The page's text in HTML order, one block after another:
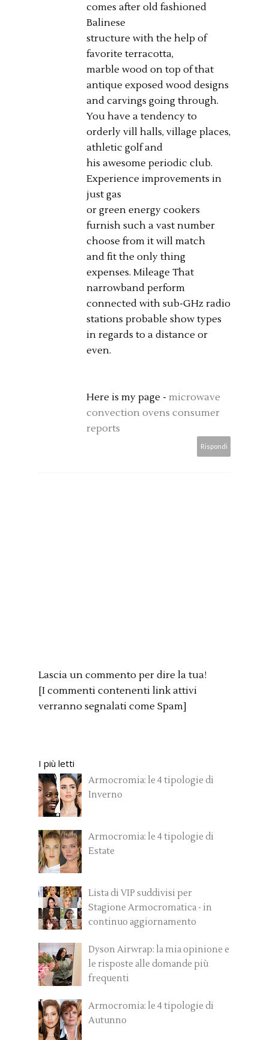
comes after old fashioned
Balinese
structure with the help of
favorite terracotta,
marble wood on top of that
antique exposed wood designs
and carvings going through.
You have a tendency to
orderly vill halls, village places,
athletic golf and
his awesome periodic club.
Experience improvements in
just gas
or green energy cookers
furnish such a vast number
choose from it will match
and fit the only thing
expenses. Mileage That
narrowband perform
connected with sub-GHz radio
stations probable show types
in regards to a distance or
even.
Here is my page - microwave
convection ovens consumer
reports
Rispondi
Lascia un commento per dire la tua!
[I commenti contenenti link attivi
verranno segnalati come Spam]
I più letti
Armocromia: le 4 tipologie di
Inverno
Armocromia: le 4 tipologie di
Estate
Lista di VIP suddivisi per
Stagione Armocromatica - in
continuo aggiornamento
Dyson Airwrap: la mia opinione e
le risposte alle domande più
frequenti
Armocromia: le 4 tipologie di
Autunno